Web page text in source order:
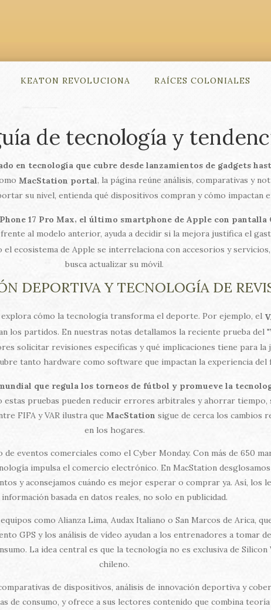
KEATON REVOLUCIONA RAÍCES COLONIALES
de tecnología y
en tecnología que cubre desde lanzamientos de gadgets
MacStation portal, la página reúne análisis, comparativas y
su nivel, entienda qué dispositivos compran y cómo impactan
17 Pro Max, el último smartphone de Apple con pantalla
al modelo anterior, ayuda a decidir si la mejora justifica el
ecosistema de Apple se interrelaciona con accesorios y
busca actualizar su móvil.
DEPORTIVA Y TECNOLOGÍA DE
cómo la tecnología transforma el deporte. Por ejemplo, el
los partidos. En nuestras notas detallamos la reciente prueba del
solicitar revisiones específicas y qué implicaciones tiene para
tanto hardware como software que impactan la experiencia del
que regula los torneos de fútbol y promueve la
estas pruebas pueden reducir errores arbitrales y ahorrar tiempo,
FIFA y VAR ilustra que MacStation sigue de cerca los cambios
en los hogares.
eventos comerciales como el Cyber Monday. Con más de 650
impulsa el comercio electrónico. En MacStation
y aconsejamos cuándo es mejor esperar o comprar ya. Así, los
información basada en datos reales, no solo en publicidad.
como Alianza Lima, Audax Italiano o San Marcos de Arica,
GPS y los análisis de vídeo ayudan a los entrenadores a tomar
La idea central es que la tecnología no es exclusiva de
chileno.
de dispositivos, análisis de innovación deportiva y
de consumo, y ofrece a sus lectores contenido que combina